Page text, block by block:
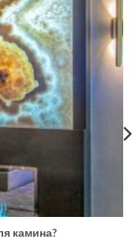
камина?